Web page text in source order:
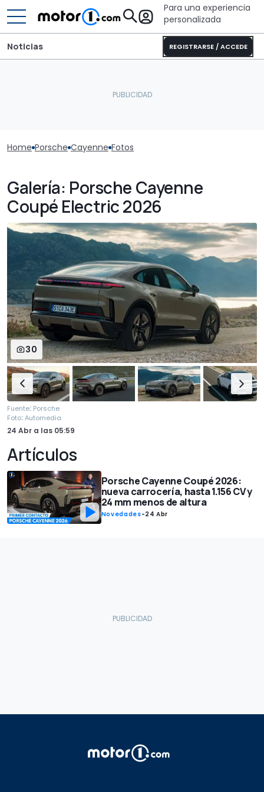
Para una experiencia
personalizada
REGISTRARSE / ACCEDE
Noticias
Home Porsche Cayenne Fotos
Galería: Porsche Cayenne
Coupé Electric 2026
30
Fuente: Porsche
Foto:Automedia
24 Abr a las 05:59
Artículos
Porsche Cayenne Coupé 2026:
nueva carrocería, hasta 1.156 CV y
24 mm menos de altura
Novedades-24 Abr